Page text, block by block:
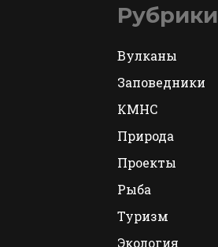
Рубрики
Вулканы
Заповедники
КМНС
Природа
Проекты
Рыба
Туризм
Экология